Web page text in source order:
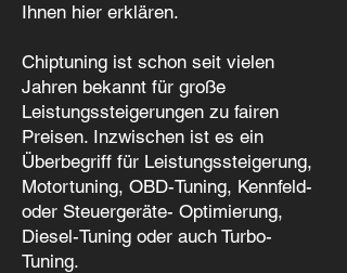
Ihnen hier erklären.
Chiptuning ist schon seit vielen
Jahren bekannt für große
Leistungssteigerungen zu fairen
Preisen. Inzwischen ist es ein
Überbegriff für Leistungssteigerung,
Motortuning, OBD-Tuning, Kennfeld-
oder Steuergeräte- Optimierung,
Diesel-Tuning oder auch Turbo-
Tuning.